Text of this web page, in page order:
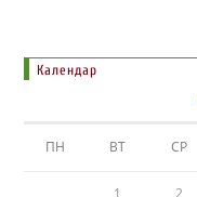
Календар
ПН ВТ СР
1 2